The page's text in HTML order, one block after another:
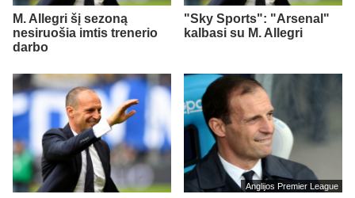
M. Allegri šį sezoną
nesiruošia imtis trenerio
darbo
"Sky Sports": "Arsenal"
kalbasi su M. Allegri
Anglijos Premier League